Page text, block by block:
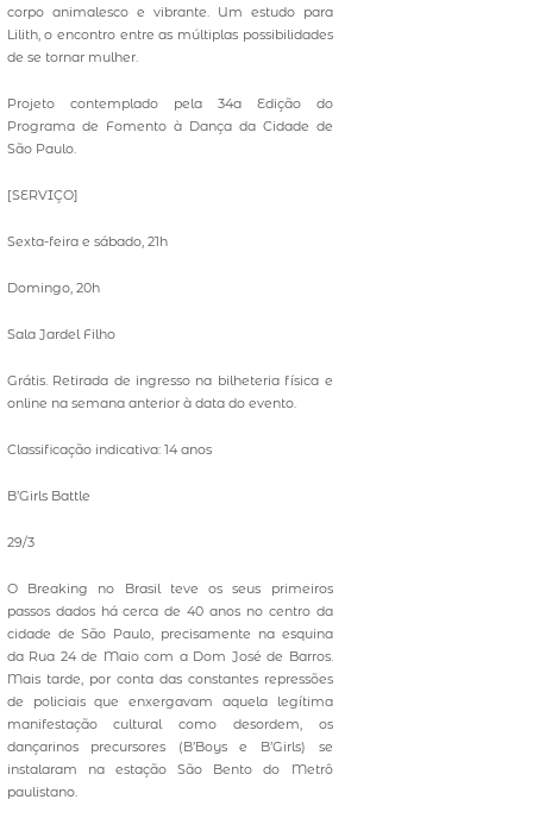
corpo animalesco e vibrante. Um estudo para
Lilith, o encontro entre as múltiplas possibilidades
de se tornar mulher.
Projeto contemplado pela 34a Edição do
Programa de Fomento à Dança da Cidade de
São Paulo.
[SERVIÇO]
Sexta-feira e sábado, 21h
Domingo, 20h
Sala Jardel Filho
Grátis. Retirada de ingresso na bilheteria física e
online na semana anterior à data do evento.
Classificação indicativa: 14 anos
B’Girls Battle
29/3
O Breaking no Brasil teve os seus primeiros
passos dados há cerca de 40 anos no centro da
cidade de São Paulo, precisamente na esquina
da Rua 24 de Maio com a Dom José de Barros.
Mais tarde, por conta das constantes repressões
de policiais que enxergavam aquela legítima
manifestação cultural como desordem, os
dançarinos precursores (B’Boys e B’Girls) se
instalaram na estação São Bento do Metrô
paulistano.